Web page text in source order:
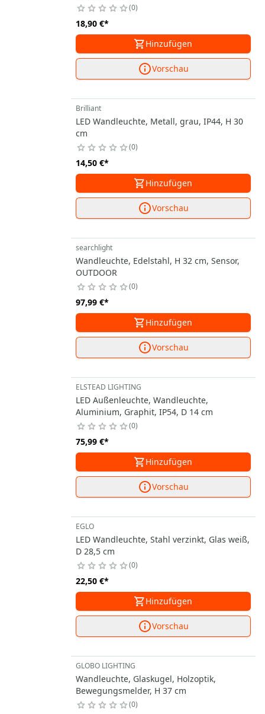
0
18,90 €*
Hinzufügen
Vorschau
Brilliant
LED Wandleuchte, Metall, grau, IP44, H 30
cm
0
14,50 €*
Hinzufügen
Vorschau
searchlight
Wandleuchte, Edelstahl, H 32 cm, Sensor,
OUTDOOR
0
97,99 €*
Hinzufügen
Vorschau
ELSTEAD LIGHTING
LED Außenleuchte, Wandleuchte,
Aluminium, Graphit, IP54, D 14 cm
0
75,99 €*
Hinzufügen
Vorschau
EGLO
LED Wandleuchte, Stahl verzinkt, Glas weiß,
D 28,5 cm
0
22,50 €*
Hinzufügen
Vorschau
GLOBO LIGHTING
Wandleuchte, Glaskugel, Holzoptik,
Bewegungsmelder, H 37 cm
0